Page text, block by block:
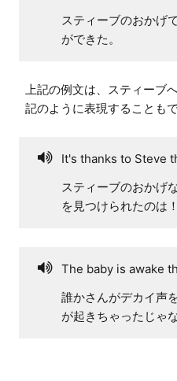
スティーブのおかげ
ができた。
上記の例文は、スティーブ
記のように表現することもで
It's thanks to Steve
スティーブのおかげ
を見つけられたのは！
The baby is awake
誰かさんがデカイ声
が起きちゃったじゃ